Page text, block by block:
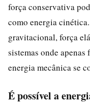
força conservativa
como energia
gravitacional, força
sistemas onde
energia mecânica se
É possível a